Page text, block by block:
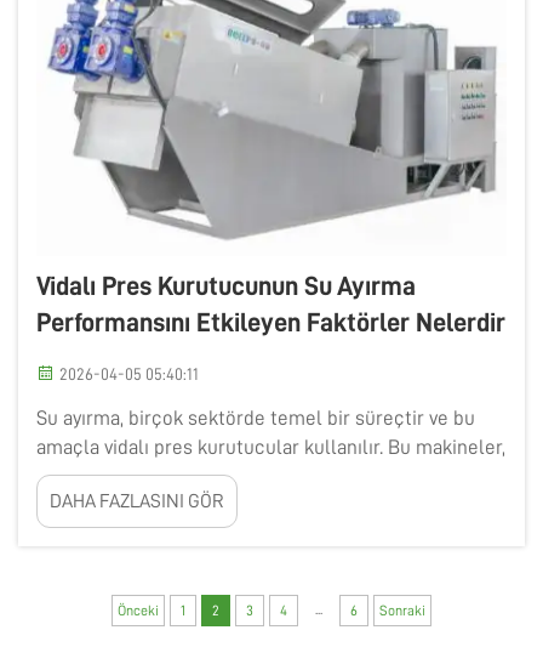
Vidalı Pres Kurutucunun Su Ayırma
Performansını Etkileyen Faktörler Nelerdir
2026-04-05 05:40:11
Su ayırma, birçok sektörde temel bir süreçtir ve bu
amaçla vidalı pres kurutucular kullanılır. Bu makineler,
farklı malzemelerden suyu ayırmaya yardımcı olur;
böylece malzemelerin işlenmesi ve yönetilmesi
kolaylaşır. BOEEP, yüksek kaliteli vidalı pres
DAHA FAZLASINI GÖR
Önceki 1 2 3 4 6 Sonraki